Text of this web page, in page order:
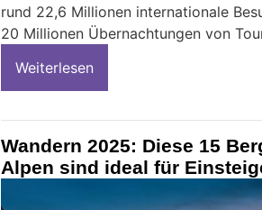
rund 22,6 Millionen internationale
20 Millionen Übernachtungen von
Weiterlesen
Wandern 2025: Diese 15
Alpen sind ideal für